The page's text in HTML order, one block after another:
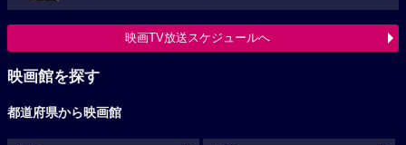
映画TV放送スケジュールへ
映画館を探す
都道府県から映画館